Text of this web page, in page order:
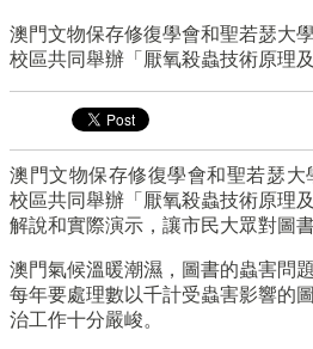
澳門文物保存修復學會和聖若瑟大
校區共同舉辦「厭氧殺蟲技術原理
澳門文物保存修復學會和聖若瑟
校區共同舉辦「厭氧殺蟲技術原理
解說和實際演示，讓市民大眾對圖
澳門氣候溫暖潮濕，圖書的蟲害問
每年要處理數以千計受蟲害影響的
治工作十分嚴峻。